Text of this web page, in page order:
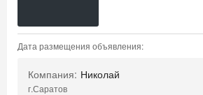
Дата размещения объявления:
Компания: Николай
г.Саратов